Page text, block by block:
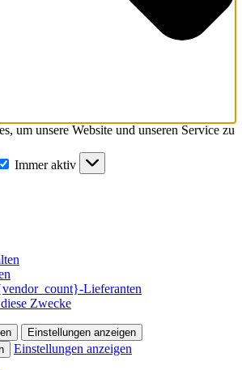
um unsere Website und unseren Service zu
Funktionale
Cookies
Immer aktiv
Lieferanten
Zwecke
Einstellungen anzeigen
Einstellungen anzeigen